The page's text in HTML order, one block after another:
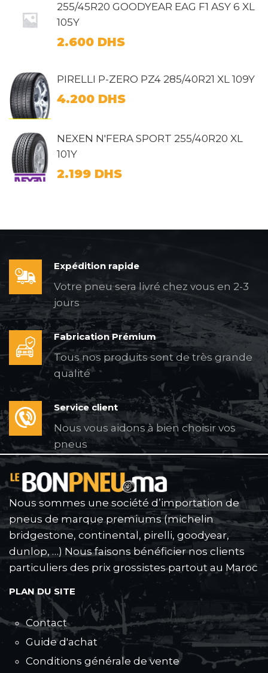
255/45R20 GOODYEAR EAG F1 ASY 6 XL
105Y
2.600 DHS
PIRELLI P-ZERO PZ4 285/40R21 XL 109Y
4.200 DHS
NEXEN N'FERA SPORT 255/40R20 XL
101Y
2.199 DHS
Expédition rapide
Votre pneu sera livré chez vous en 2-3
jours
Fabrication Prémium
Tous nos produits sont de très grande
qualité
Service client
Nous vous aidons à bien choisir vos
pneus
Nous sommes une société d’importation de
pneus de marque premiums (michelin
bridgestone, continental, pirelli, goodyear,
dunlop, …) Nous faisons bénéficier nos clients
particuliers des prix grossistes partout au Maroc
PLAN DU SITE
Contact
Guide d'achat
Conditions générale de vente